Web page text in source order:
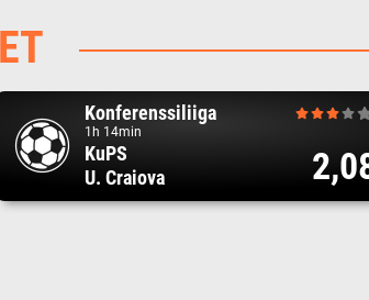
Konferenssiliiga
1h 14min
KuPS
U. Craiova